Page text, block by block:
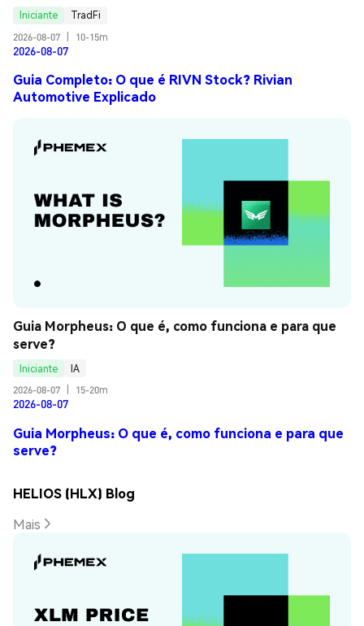
Iniciante
TradFi
2026-08-07
10-15m
2026-08-07
Guia Completo: O que é RIVN Stock? Rivian
Automotive Explicado
Guia Morpheus: O que é, como funciona e para que
serve?
Iniciante
IA
2026-08-07
15-20m
2026-08-07
Guia Morpheus: O que é, como funciona e para que
serve?
HELIOS (HLX) Blog
Mais